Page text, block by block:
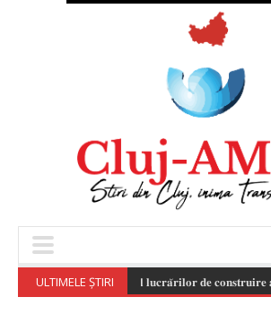
ULTIMELE ȘTIRI𝐒𝐭𝐚𝐝𝐢𝐮𝐥 𝐥𝐮𝐜𝐫𝐚̆𝐫𝐢𝐥𝐨𝐫 𝐝𝐞 𝐜𝐨𝐧𝐬𝐭𝐫𝐮𝐢𝐫𝐞 𝐚